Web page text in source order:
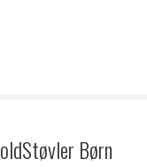
Børn